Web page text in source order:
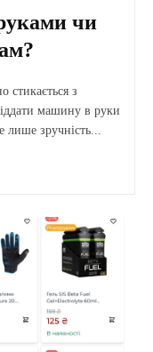
чи
стикається з
машину в руки
лише зручність...